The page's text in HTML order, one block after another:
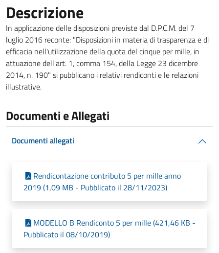
Descrizione
In applicazione delle disposizioni previste dal D.P.C.M. del 7
luglio 2016 reconte: "Disposizioni in materia di trasparenza e di
efficacia nell'utilizzazione della quota del cinque per mille, in
attuazione dell'art. 1, comma 154, della Legge 23 dicembre
2014, n. 190" si pubblicano i relativi rendiconti e le relazioni
illustrative.
Documenti e Allegati
Documenti allegati
Rendicontazione contributo 5 per mille anno
2019 (1,09 MB - Pubblicato il 28/11/2023)
MODELLO B Rendiconto 5 per mille (421,46 KB -
Pubblicato il 08/10/2019)